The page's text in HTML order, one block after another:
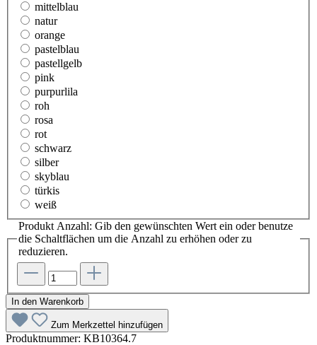
mittelblau
natur
orange
pastelblau
pastellgelb
pink
purpurlila
roh
rosa
rot
schwarz
silber
skyblau
türkis
weiß
Produkt Anzahl: Gib den gewünschten Wert ein oder benutze
die Schaltflächen um die Anzahl zu erhöhen oder zu
reduzieren.
In den Warenkorb
Zum Merkzettel hinzufügen
Produktnummer: KB10364.7